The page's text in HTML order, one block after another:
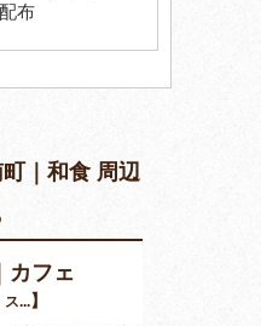
布
｜和食 周辺
カフェ
ス...】